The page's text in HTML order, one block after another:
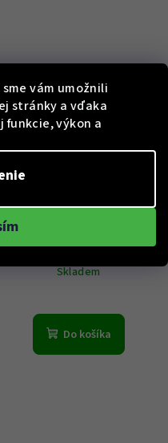
vám umožnili
stránky a vďaka
funkcie, výkon a
Prsten SWATCH Maona
Skladem
Do košíka